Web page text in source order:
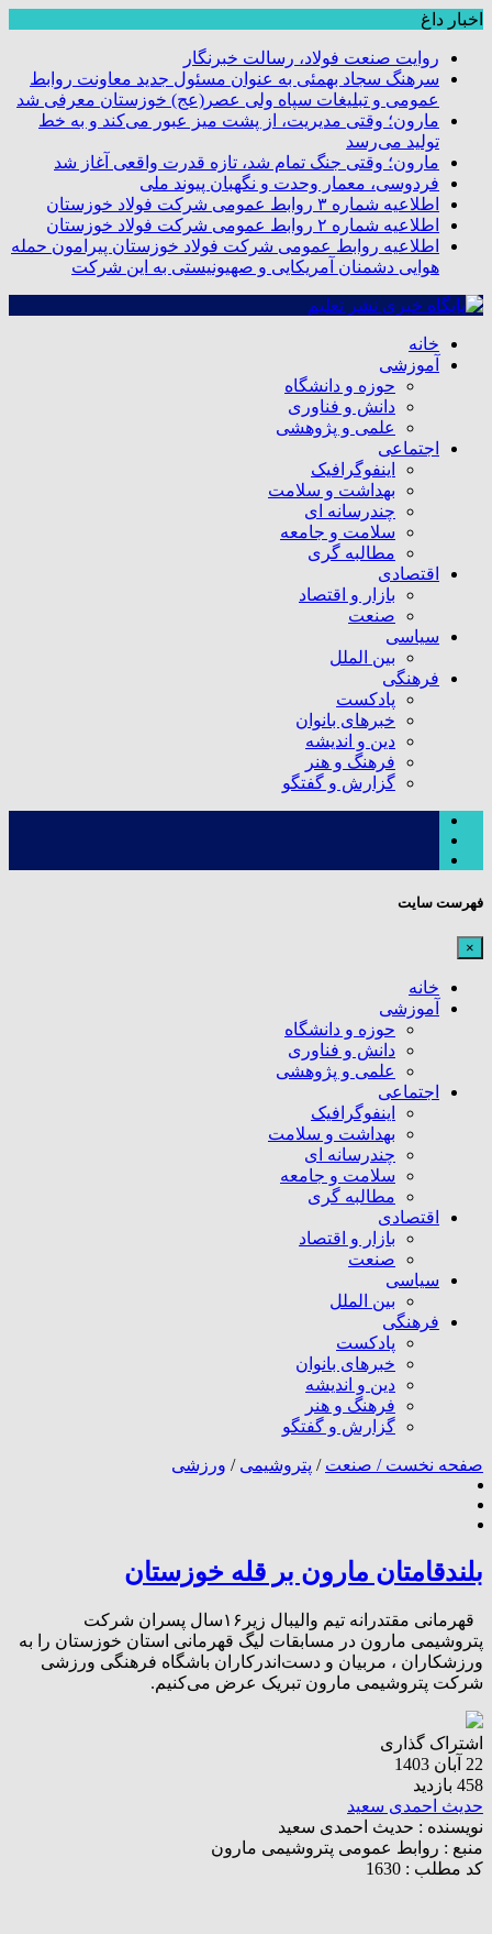
اخبار داغ
روایت صنعت فولاد،‌ رسالت خبرنگار
سرهنگ سجاد بهمئی به عنوان مسئول جدید معاونت روابط
عمومی و تبلیغات سپاه ولی عصر(عج) خوزستان معرفی شد
مارون؛ وقتی مدیریت، از پشت میز عبور می‌کند و به خط
تولید می‌رسد
مارون؛ وقتی جنگ تمام شد، تازه قدرت واقعی آغاز شد
فردوسی، معمار وحدت و نگهبان پیوند ملی
اطلاعیه شماره ۳ روابط عمومی شرکت فولاد خوزستان
اطلاعیه شماره ۲ روابط عمومی شرکت فولاد خوزستان
اطلاعیه روابط عمومی شرکت فولاد خوزستان پیرامون حمله
هوایی دشمنان آمریکایی و صهیونیستی به این شرکت
خانه
آموزشی
حوزه و دانشگاه
دانش و فناوری
علمی و پژوهشی
اجتماعی
اینفوگرافیک
بهداشت و سلامت
چندرسانه ای
سلامت و جامعه
مطالبه گری
اقتصادی
بازار و اقتصاد
صنعت
سیاسی
بین الملل
فرهنگی
پادکست
خبرهای بانوان
دین و اندیشه
فرهنگ و هنر
گزارش و گفتگو
فهرست سایت
×
خانه
آموزشی
حوزه و دانشگاه
دانش و فناوری
علمی و پژوهشی
اجتماعی
اینفوگرافیک
بهداشت و سلامت
چندرسانه ای
سلامت و جامعه
مطالبه گری
اقتصادی
بازار و اقتصاد
صنعت
سیاسی
بین الملل
فرهنگی
پادکست
خبرهای بانوان
دین و اندیشه
فرهنگ و هنر
گزارش و گفتگو
صفحه نخست / صنعت / پتروشیمی / ورزشی
بلندقامتان مارون بر قله خوزستان
قهرمانی مقتدرانه تیم والیبال زیر۱۶سال پسران شرکت
پتروشیمی مارون در مسابقات لیگ قهرمانی استان خوزستان را به
ورزشکاران ، مربیان و دست‌اندرکاران باشگاه فرهنگی ورزشی
شرکت پتروشیمی مارون تبریک عرض می‌کنیم.
اشتراک گذاری
22 آبان 1403
458 بازدید
حدیث احمدی سعید
نویسنده : حدیث احمدی سعید
منبع : روابط عمومی پتروشیمی مارون
کد مطلب : 1630